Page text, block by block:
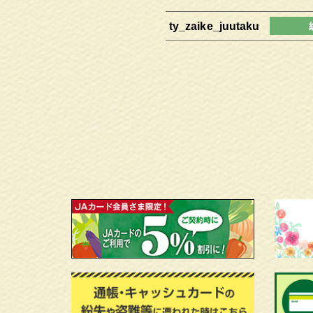
ty_zaike_juutaku